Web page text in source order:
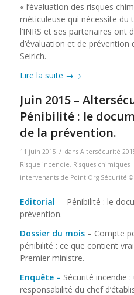
« l’évaluation des risques
méticuleuse qui nécessite du
l’INRS et ses partenaires ont
d’évaluation et de prévention
Seirich.
Lire la suite →
Juin 2015 –
Pénibilité : le
de la prévention.
11 juin 2015 / dans Altersécurité
Risque incendie, Risques chimiques
intervenants de Point Org Sécurité ©
Editorial – Pénibilité : le
prévention.
Dossier du mois– Compte
pénibilité : ce que contient
Premier ministre.
Enquête – Sécurité incendie
responsabilité du chef